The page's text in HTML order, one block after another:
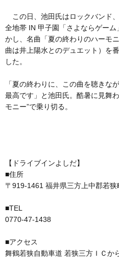
この日、池田氏はロックバンド
全地帯 IN 甲子園「さよならゲー
かし、名曲「夏の終わりのハーモ
曲は井上陽水とのデュエット）を
した。
「夏の終わりに、この曲を聴きな
最高です」と池田氏。酷暑に見舞
モニー”で乗り切る。
【ドライブインよしだ】
■住所
〒919-1461 福井県三方上中郡若狭
■TEL
0770-47-1438
■アクセス
舞鶴若狭自動車道 若狭三方ＩＣか